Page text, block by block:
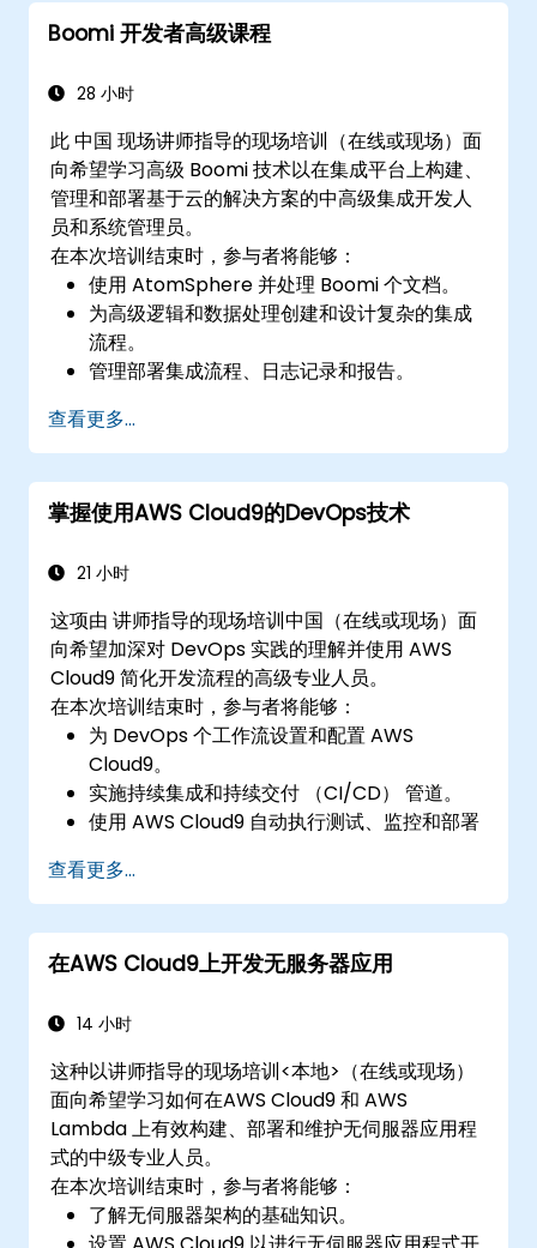
管理 Atom、Molecule 和 Atom Cloud 的配
置和部署。
管理。
Boomi 开发者高级课程
28 小时
此 中国 现场讲师指导的现场培训（在线或现场）面
向希望学习高级 Boomi 技术以在集成平台上构建、
管理和部署基于云的解决方案的中高级集成开发人
员和系统管理员。
在本次培训结束时，参与者将能够：
使用 AtomSphere 并处理 Boomi 个文档。
为高级逻辑和数据处理创建和设计复杂的集成
流程。
管理部署集成流程、日志记录和报告。
应用与 Boomi 集成的最佳实践和技术。
查看更多...
掌握使用AWS Cloud9的DevOps技术
21 小时
这项由 讲师指导的现场培训中国（在线或现场）面
向希望加深对 DevOps 实践的理解并使用 AWS
Cloud9 简化开发流程的高级专业人员。
在本次培训结束时，参与者将能够：
为 DevOps 个工作流设置和配置 AWS
Cloud9。
实施持续集成和持续交付 （CI/CD） 管道。
使用 AWS Cloud9 自动执行测试、监控和部署
将 Lambda、EC2 和 S3 等 AWS 服务整合到
DevOps 工作流中。
在 AWS Cloud9 中使用原始程式码控制系统，
如 GitHub 或 GitLab。
查看更多...
在AWS Cloud9上开发无服务器应用
14 小时
这种以讲师指导的现场培训<本地>（在线或现场）
面向希望学习如何在AWS Cloud9 和 AWS
Lambda 上有效构建、部署和维护无伺服器应用程
式的中级专业人员。
在本次培训结束时，参与者将能够：
了解无伺服器架构的基础知识。